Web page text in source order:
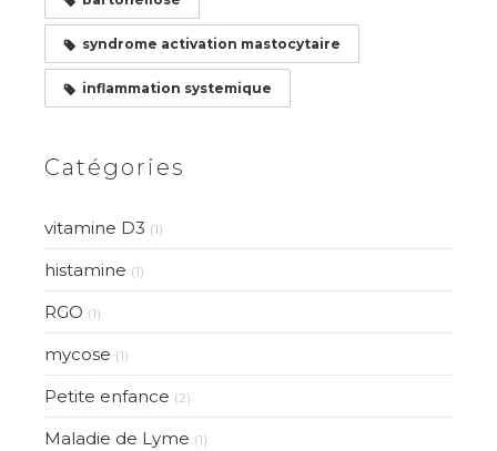
syndrome activation mastocytaire
inflammation systemique
Catégories
vitamine D3 (1)
histamine (1)
RGO (1)
mycose (1)
Petite enfance (2)
Maladie de Lyme (1)